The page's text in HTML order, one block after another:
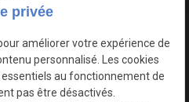
est désactivé.
privée
améliorer votre expérience de
personnalisé. Les cookies
au fonctionnement de
pas être désactivés.